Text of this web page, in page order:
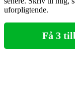
uforpligtende.
Få 3